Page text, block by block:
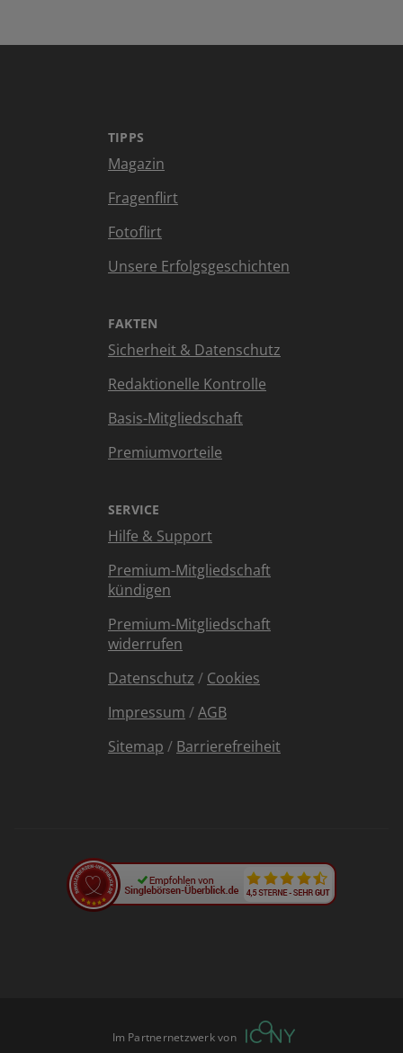
TIPPS
Magazin
Fragenflirt
Fotoflirt
Unsere Erfolgsgeschichten
FAKTEN
Sicherheit & Datenschutz
Redaktionelle Kontrolle
Basis-Mitgliedschaft
Premiumvorteile
SERVICE
Hilfe & Support
Premium-Mitgliedschaft
kündigen
Premium-Mitgliedschaft
widerrufen
Datenschutz / Cookies
Impressum /AGB
Sitemap / Barrierefreiheit
Im Partnernetzwerk von